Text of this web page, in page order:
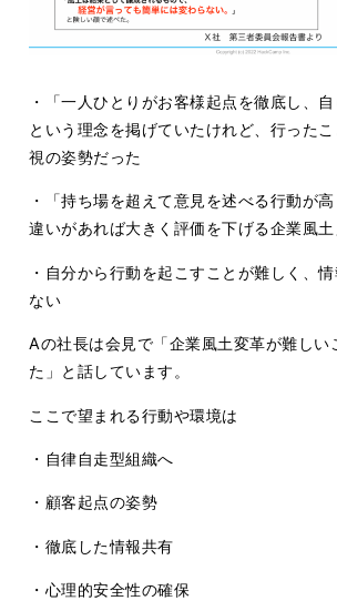
・「一人ひとりがお客様起点を徹底し、自
という理念を掲げていたけれど、行った
視の姿勢だった
・「持ち場を超えて意見を述べる行動が
違いがあれば大きく評価を下げる企業風
・自分から行動を起こすことが難しく、
ない
Aの社長は会見で「企業風土変革が難しい
た」と話しています。
ここで望まれる行動や環境は
・自律自走型組織へ
・顧客起点の姿勢
・徹底した情報共有
・心理的安全性の確保